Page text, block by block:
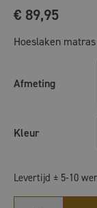
€ 89,95
Hoeslaken
Afmeting
Kleur
Levertijd ± 5-10